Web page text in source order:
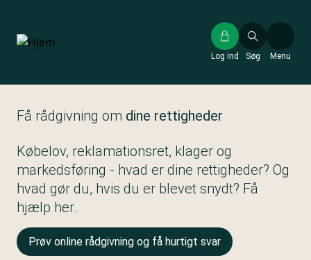
hovedindhold
Søg
Log ind Menu
Få rådgivning om dine rettigheder
Købelov, reklamationsret, klager og
markedsføring - hvad er dine rettigheder? Og
hvad gør du, hvis du er blevet snydt? Få
hjælp her.
Prøv online rådgivning og få hurtigt svar